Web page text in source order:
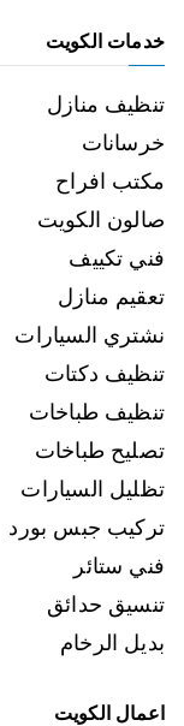
خدمات الكويت
تنظيف منازل
خرسانات
مكتب افراح
صالون الكويت
فني تكييف
تعقيم منازل
نشتري السيارات
تنظيف دكتات
تنظيف طباخات
تصليح طباخات
تظليل السيارات
تركيب جبس بورد
فني ستائر
تنسيق حدائق
بديل الرخام
اعمال الكويت